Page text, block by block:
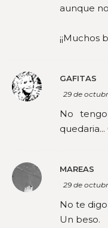
aunque
¡¡Muchos
GAFITAS
29 de
No
quedaria...
MAREAS
29 de
No te
Un beso.